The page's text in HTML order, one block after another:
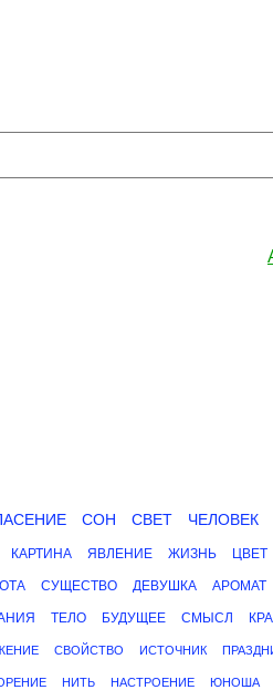
СОН СВЕТ ЧЕЛОВЕК
КАРТИНА ЯВЛЕНИЕ ЖИЗНЬ ЦВЕТ
СУЩЕСТВО ДЕВУШКА АРОМАТ
ТЕЛО БУДУЩЕЕ СМЫСЛ
СВОЙСТВО ИСТОЧНИК
НИТЬ НАСТРОЕНИЕ ЮНОША